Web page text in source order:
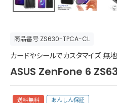
商品番号 ZS630-TPCA-CL
カードやシールでカスタマイズ 無
ASUS ZenFone 6
送料無料 あんしん保証